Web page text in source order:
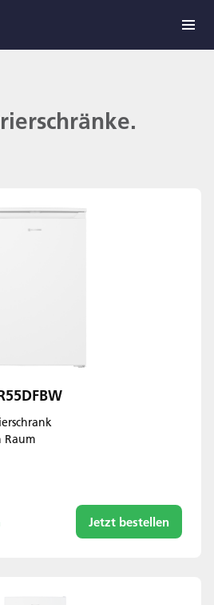
Raum
Jetzt bestellen